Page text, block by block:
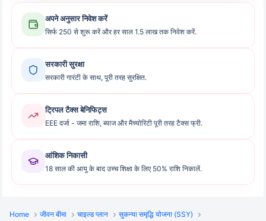
अपने अनुसार निवेश करें
सिर्फ 250 से शुरू करें और हर साल 1.5 लाख तक निवेश करें.
सरकारी सुरक्षा
सरकारी गारंटी के साथ, पूरी तरह सुरक्षित.
ट्रिपल टैक्स बेनिफिट्स
EEE दर्जा - जमा राशि, ब्याज और मैच्योरिटी पूरी तरह टैक्स फ्री.
आंशिक निकासी
18 साल की आयु के बाद उच्च शिक्षा के लिए 50% राशि निकालें.
Home जीवन बीमा चाइल्ड प्लान
सुकन्या समृद्धि योजना (SSY)